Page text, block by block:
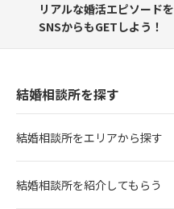
リアルな婚活エピソードを
SNSからもGETしよう！
結婚相談所を探す
結婚相談所をエリアから探す
結婚相談所を紹介してもらう